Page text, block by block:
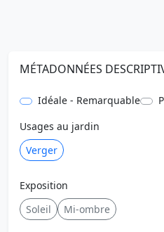
MÉTADONNÉES
Idéale - Remarquable
Usages au jardin
Verger
Exposition
Soleil
Mi-ombre